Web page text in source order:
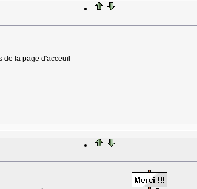
de la page d'acceuil